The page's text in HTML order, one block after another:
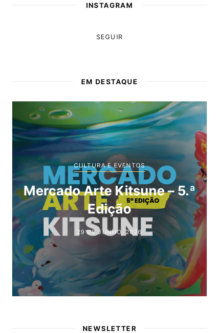
INSTAGRAM
SEGUIR
EM DESTAQUE
CULTURA E EVENTOS
Mercado Arte Kitsune – 5.ª
Edição
29 DE JUNHO, 2026
NEWSLETTER